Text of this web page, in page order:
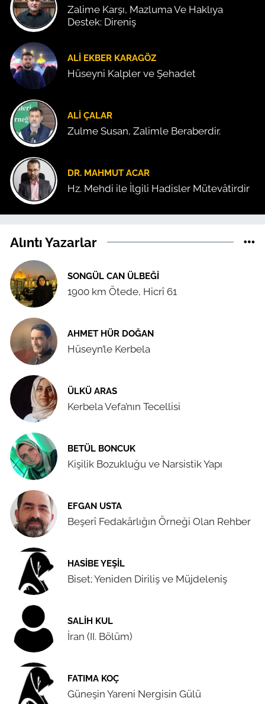
Zalime Karşı, Mazluma Ve Haklıya
Destek: Direniş
ALI EKBER KARAGÖZ
Hüseyni Kalpler ve Şehadet
ALI ÇALAR
Zulme Susan, Zalimle Beraberdir.
DR. MAHMUT ACAR
Hz. Mehdi ile İlgili Hadisler Mütevâtirdir
Alıntı Yazarlar
SONGÜL CAN ÜLBEĞI
1900 km Ötede, Hicrî 61
AHMET HÜR DOĞAN
Hüseyn’le Kerbela
ÜLKÜ ARAS
Kerbela Vefa’nın Tecellisi
BETÜL BONCUK
Kişilik Bozukluğu ve Narsistik Yapı
EFGAN USTA
Beşerî Fedakârlığın Örneği Olan Rehber
HASIBE YEŞIL
Biset; Yeniden Diriliş ve Müjdeleniş
SALIH KUL
İran (II. Bölüm)
FATIMA KOÇ
Güneşin Yareni Nergisin Gülü